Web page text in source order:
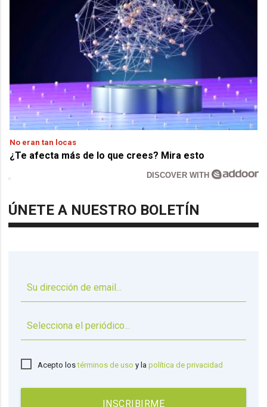
No eran tan locas
¿Te afecta más de lo que crees? Mira esto
DISCOVER WITH
ÚNETE A NUESTRO BOLETÍN
Acepto lostérminos de uso y lapolítica de privacidad
INSCRIBIRME